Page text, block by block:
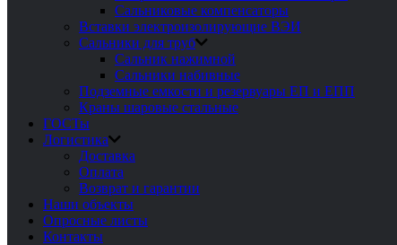
Сальниковые компенсаторы
Вставки электроизолирующие ВЭИ
Сальники для труб
Сальник нажимной
Сальники набивные
Подземные емкости и резервуары ЕП и ЕПП
Краны шаровые стальные
ГОСТы
Логистика
Доставка
Оплата
Возврат и гарантии
Наши объекты
Опросные листы
Контакты